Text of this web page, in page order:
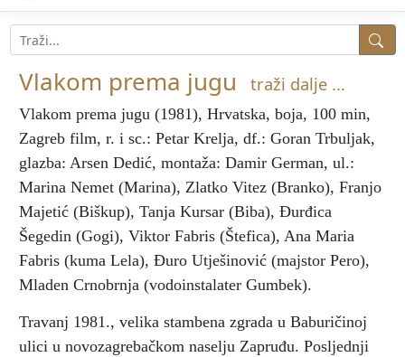
Vlakom prema jugu traži dalje ...
Vlakom prema jugu (1981), Hrvatska, boja, 100 min,
Zagreb film, r. i sc.: Petar Krelja, df.: Goran Trbuljak,
glazba: Arsen Dedić, montaža: Damir German, ul.:
Marina Nemet (Marina), Zlatko Vitez (Branko), Franjo
Majetić (Biškup), Tanja Kursar (Biba), Đurđica
Šegedin (Gogi), Viktor Fabris (Štefica), Ana Maria
Fabris (kuma Lela), Đuro Utješinović (majstor Pero),
Mladen Crnobrnja (vodoinstalater Gumbek).
Travanj 1981., velika stambena zgrada u Baburičinoj
ulici u novozagrebačkom naselju Zapruđu. Posljednji